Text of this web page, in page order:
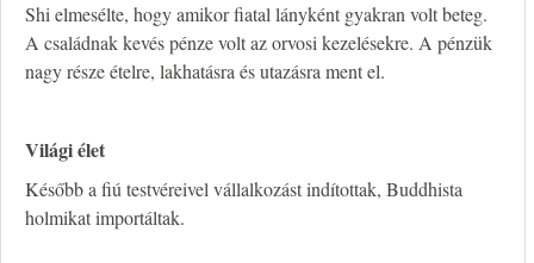
Shi elmesélte, hogy amikor fiatal lányként gyakran volt beteg.
A családnak kevés pénze volt az orvosi kezelésekre. A pénzük
nagy része ételre, lakhatásra és utazásra ment el.
Világi élet
Később a fiú testvéreivel vállalkozást indítottak, Buddhista
holmikat importáltak.